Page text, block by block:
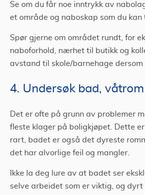
Se om du får noe inntrykk av
et område og naboskap som du kan
Spør gjerne om området rundt, for
naboforhold, nærhet til butikk og
avstand til skole/barnehage dersom
4. Undersøk bad,
Det er ofte på grunn av problemer
fleste klager på boligkjøpet. Dette er
rart, badet er også det dyreste
det har alvorlige feil og mangler.
Ikke la deg lure av at badet ser
selve arbeidet som er viktig, og dyrt